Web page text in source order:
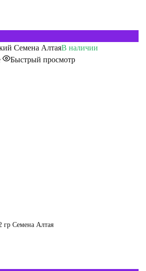
В наличии
Быстрый просмотр
гр Семена Алтая